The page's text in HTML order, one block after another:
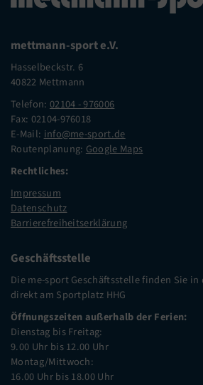
mettmann-sport e.V.
Hasselbeckstr. 6
40822 Mettmann
Telefon: 02104 - 976006
Fax: 02104-976018
E-Mail: info@me-sport.de
Routenplanung: Google Maps
Rechtliches:
Impressum
Datenschutz
Barrierefreiheitserklärung
Geschäftsstelle
Die me-sport Geschäftsstelle finden Sie in
direkt am Sportplatz HHG
Öffnungszeiten außerhalb der Ferien:
Dienstag bis Freitag:
9.00 Uhr bis 12.00 Uhr
Montag/Mittwoch:
16.00 Uhr bis 18.00 Uhr